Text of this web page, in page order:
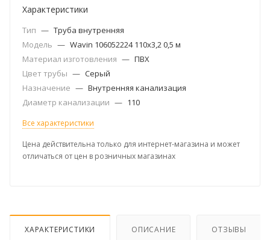
Характеристики
Тип — Труба внутренняя
Модель — Wavin 106052224 110x3,2 0,5 м
Материал изготовления — ПВХ
Цвет трубы — Серый
Назначение — Внутренняя канализация
Диаметр канализации — 110
Все характеристики
Цена действительна только для интернет-магазина и может
отличаться от цен в розничных магазинах
ХАРАКТЕРИСТИКИ ОПИСАНИЕ ОТЗЫВЫ